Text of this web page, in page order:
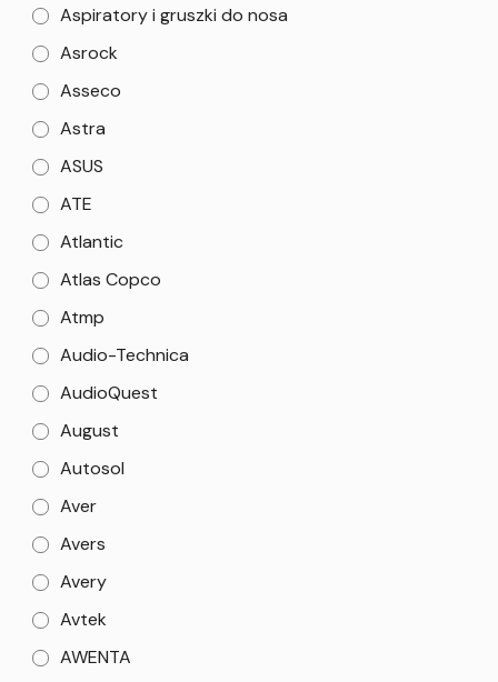
Aspiratory i gruszki do nosa
Asrock
Asseco
Astra
ASUS
ATE
Atlantic
Atlas Copco
Atmp
Audio-Technica
AudioQuest
August
Autosol
Aver
Avers
Avery
Avtek
AWENTA